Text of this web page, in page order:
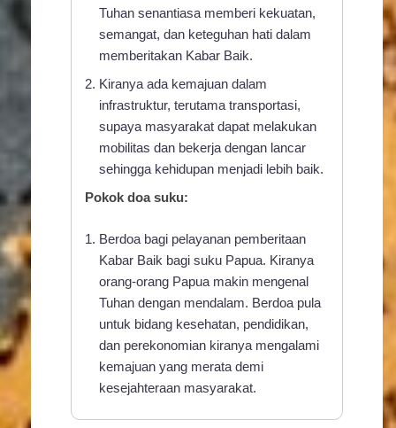
Tuhan senantiasa memberi kekuatan,
semangat, dan keteguhan hati dalam
memberitakan Kabar Baik.
Kiranya ada kemajuan dalam
infrastruktur, terutama transportasi,
supaya masyarakat dapat melakukan
mobilitas dan bekerja dengan lancar
sehingga kehidupan menjadi lebih baik.
Pokok doa suku:
Berdoa bagi pelayanan pemberitaan
Kabar Baik bagi suku Papua. Kiranya
orang-orang Papua makin mengenal
Tuhan dengan mendalam. Berdoa pula
untuk bidang kesehatan, pendidikan,
dan perekonomian kiranya mengalami
kemajuan yang merata demi
kesejahteraan masyarakat.